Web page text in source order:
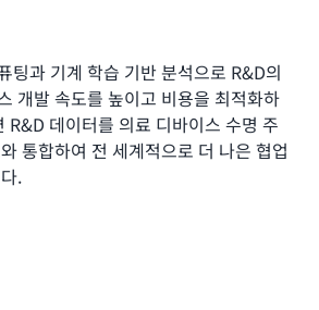
팅과 기계 학습 기반 분석으로 R&D의
개발 속도를 높이고 비용을 최적화하
R&D 데이터를 의료 디바이스 수명 주
통합하여 전 세계적으로 더 나은 협업
.